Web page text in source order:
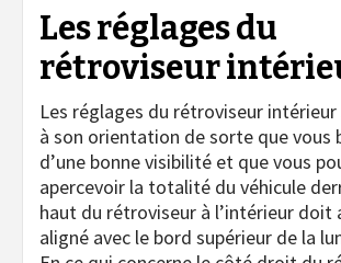
Les réglages du
rétroviseur
Les réglages du rétroviseur
à son orientation de sorte que vous
d’une bonne visibilité et que vous
apercevoir la totalité du véhicule
haut du rétroviseur à l’intérieur doit
aligné avec le bord supérieur de la